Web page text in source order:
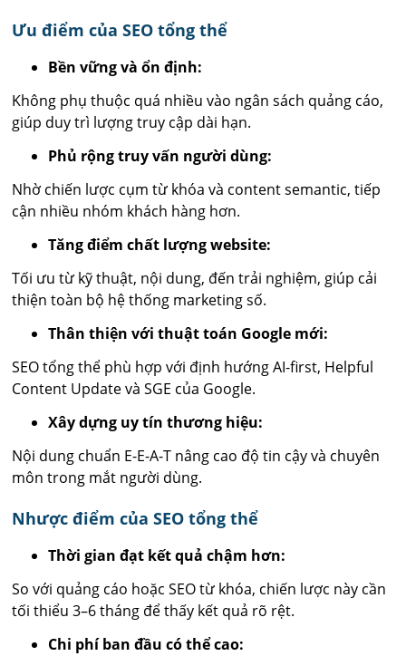
Ưu điểm của SEO tổng thể
Bền vững và ổn định:
Không phụ thuộc quá nhiều vào ngân sách quảng cáo,
giúp duy trì lượng truy cập dài hạn.
Phủ rộng truy vấn người dùng:
Nhờ chiến lược cụm từ khóa và content semantic, tiếp
cận nhiều nhóm khách hàng hơn.
Tăng điểm chất lượng website:
Tối ưu từ kỹ thuật, nội dung, đến trải nghiệm, giúp cải
thiện toàn bộ hệ thống marketing số.
Thân thiện với thuật toán Google mới:
SEO tổng thể phù hợp với định hướng AI-first, Helpful
Content Update và SGE của Google.
Xây dựng uy tín thương hiệu:
Nội dung chuẩn E-E-A-T nâng cao độ tin cậy và chuyên
môn trong mắt người dùng.
Nhược điểm của SEO tổng thể
Thời gian đạt kết quả chậm hơn:
So với quảng cáo hoặc SEO từ khóa, chiến lược này cần
tối thiểu 3–6 tháng để thấy kết quả rõ rệt.
Chi phí ban đầu có thể cao: